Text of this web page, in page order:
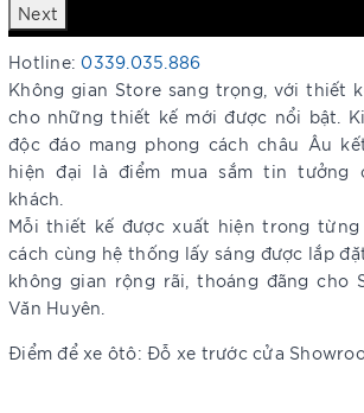
Next
Hotline:0339.035.886
Không gian Store sang trọng, với thiết
cho những thiết kế mới được nổi bật.
độc đáo mang phong cách châu Âu
hiện đại là điểm mua sắm tin tưởng
khách.
Mỗi thiết kế được xuất hiện trong từng
cách cùng hệ thống lấy sáng được lắp
không gian rộng rãi, thoáng đãng cho
Văn Huyên.
Điểm để xe ôtô: Đỗ xe trước cửa